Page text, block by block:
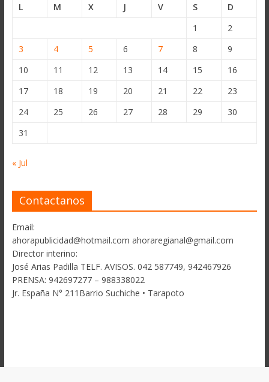
L
M X J V S
D
1
2
3
4 5 6 7 8
9
10
11 12 13 14 15
16
17
18 19 20 21 22
23
24
25 26 27 28 29
30
31
« Jul
Contactanos
Email:
ahorapublicidad@hotmail.com ahoraregianal@gmail.com
Director interino:
José Arias Padilla TELF. AVISOS. 042 587749, 942467926
PRENSA: 942697277 – 988338022
Jr. España N° 211Barrio Suchiche • Tarapoto